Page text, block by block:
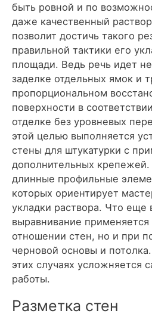
быть ровной и по
даже качественный
позволит достичь такого
правильной тактики его
площади. Ведь речь идет
заделке отдельных ямок и
пропорциональном
поверхности в
отделке без уровневых
этой целью выполняется
стены для штукатурки с
дополнительных крепежей.
длинные профильные
которых ориентирует
укладки раствора. Что еще
выравнивание применяется
отношении стен, но и при
черновой основы и
этих случаях усложняется
работы.
Разметка стен